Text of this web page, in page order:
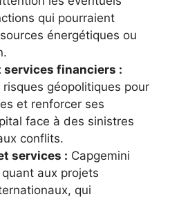
qui pourraient
énergétiques ou
services financiers :
géopolitiques pour
et renforcer ses
face à des sinistres
conflits.
services : Capgemini
aux projets
qui